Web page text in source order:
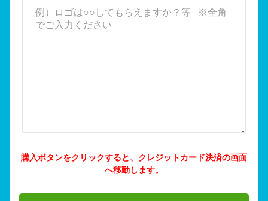
購入ボタンをクリックすると、クレジットカード決済の画面
へ移動します。